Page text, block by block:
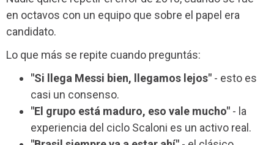
en octavos con un equipo que sobre el papel era
candidato.
Lo que más se repite cuando preguntás:
"Si llega Messi bien, llegamos lejos" - esto es
casi un consenso.
"El grupo está maduro, eso vale mucho" - la
experiencia del ciclo Scaloni es un activo real.